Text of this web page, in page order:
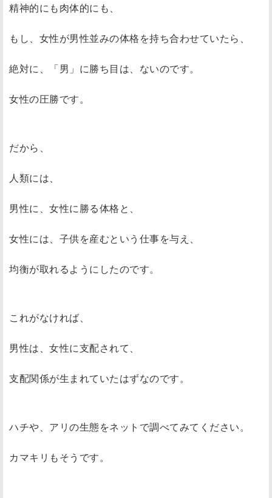
精神的にも肉体的にも、
もし、女性が男性並みの体格を持ち合わせていたら、
絶対に、「男」に勝ち目は、ないのです。
女性の圧勝です。
だから、
人類には、
男性に、女性に勝る体格と、
女性には、子供を産むという仕事を与え、
均衡が取れるようにしたのです。
これがなければ、
男性は、女性に支配されて、
支配関係が生まれていたはずなのです。
ハチや、アリの生態をネットで調べてみてください。
カマキリもそうです。